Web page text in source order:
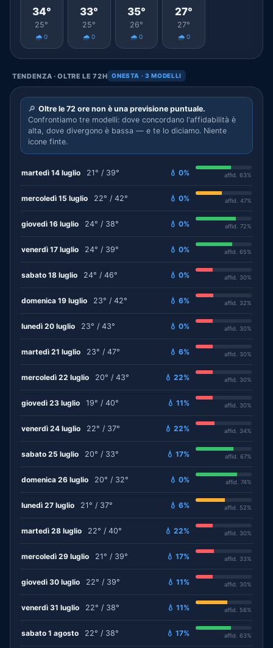
34°
25°
🌧️ 0
33°
25°
🌧️ 0
35°
26°
🌧️ 0
27°
27°
🌧️ 0
TENDENZA · OLTRE LE 72H ONESTA · 3 MODELLI
🔎 Oltre le 72 ore non è una previsione puntuale.
Confrontiamo tre modelli: dove concordano l'affidabilità è
alta, dove divergono è bassa — e te lo diciamo. Niente
icone finte.
martedì 14 luglio 21° / 39° 💧 0% affid. 63%
mercoledì 15 luglio 22° / 42° 💧 0% affid. 47%
giovedì 16 luglio 24° / 38° 💧 0% affid. 72%
venerdì 17 luglio 24° / 39° 💧 0% affid. 65%
sabato 18 luglio 24° / 46° 💧 0% affid. 30%
domenica 19 luglio 23° / 42° 💧 6% affid. 32%
lunedì 20 luglio 23° / 43° 💧 0% affid. 30%
martedì 21 luglio 23° / 47° 💧 6% affid. 30%
mercoledì 22 luglio 20° / 43° 💧 22% affid. 30%
giovedì 23 luglio 19° / 40° 💧 11% affid. 30%
venerdì 24 luglio 22° / 37° 💧 22% affid. 34%
sabato 25 luglio 20° / 33° 💧 17% affid. 67%
domenica 26 luglio 20° / 32° 💧 0% affid. 74%
lunedì 27 luglio 21° / 37° 💧 6% affid. 52%
martedì 28 luglio 22° / 40° 💧 22% affid. 30%
mercoledì 29 luglio 21° / 39° 💧 17% affid. 33%
giovedì 30 luglio 22° / 39° 💧 11% affid. 30%
venerdì 31 luglio 22° / 38° 💧 11% affid. 56%
sabato 1 agosto 22° / 38° 💧 17% affid. 63%